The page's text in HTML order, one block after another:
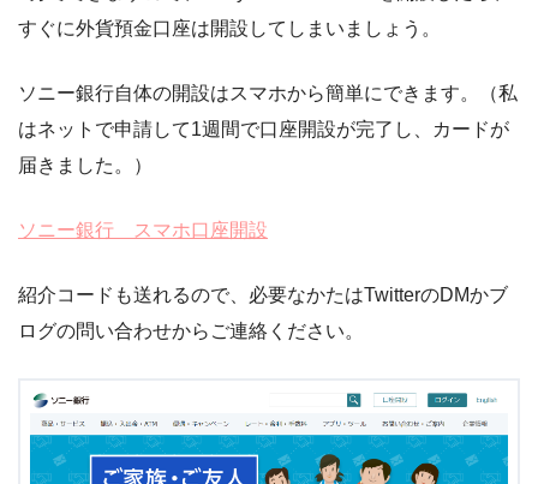
すぐに外貨預金口座は開設してしまいましょう。
ソニー銀行自体の開設はスマホから簡単にできます。（私
はネットで申請して1週間で口座開設が完了し、カードが
届きました。）
ソニー銀行 スマホ口座開設
紹介コードも送れるので、必要なかたはTwitterのDMかブ
ログの問い合わせからご連絡ください。